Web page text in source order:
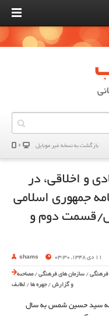
بازگشت به نسخه غير موبایل
و اخلاقی، در
جمهوری اسلامی
قسمت دوم و
shams 11 دی 1348, 03:30
/ سازمان های فرهنگی /مصاحبه
و گزارش /چهره ها / لطایف
سيد حسين شمس به سال